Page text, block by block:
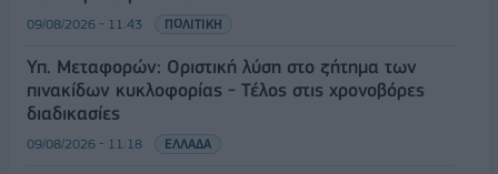
09/08/2026 - 11:43 ΠΟΛΙΤΙΚΗ
Υπ. Μεταφορών: Οριστική λύση στο ζήτημα των
πινακίδων κυκλοφορίας - Τέλος στις χρονοβόρες
διαδικασίες
09/08/2026 - 11:18 ΕΛΛΑΔΑ